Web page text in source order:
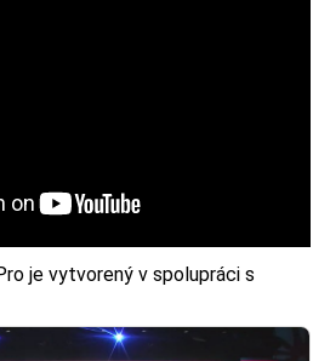
je vytvorený v spolupráci s